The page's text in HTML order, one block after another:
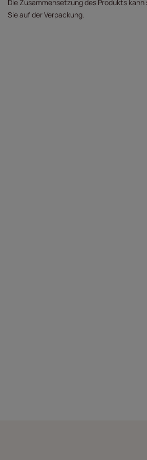
Die Zusammensetzung des Produkts
Sie auf der Verpackung.